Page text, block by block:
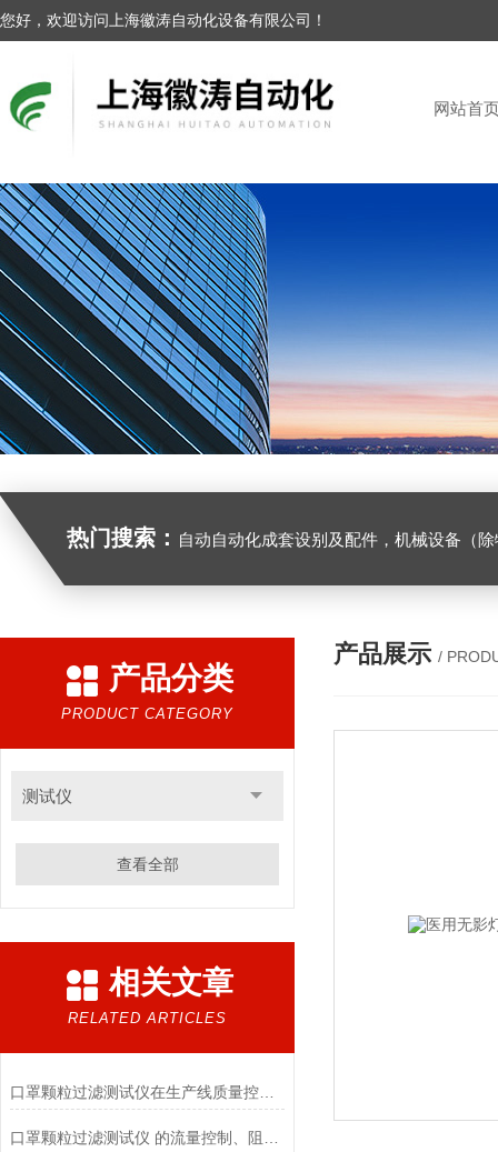
您好，欢迎访问上海徽涛自动化设备有限公司！
网站首
热门搜索： 自动自动化成套设别及配件，机械设备（除特种设备）及配件制造，加工（以上限分支机构经营），设计，批发，零售，模具，五金制品，工具加工（限分支机构经营），设计，批发，零售。五金交电，金属材料，金属制品，不锈钢制品，建筑材料，钢材，橡塑制品，环保设备，润滑剂，汽车配件，摩托车配件的批发，零售。（企业经营涉及行政许可的，凭许可证件经营）化成套设别及配件，机械设备（除特种设
产品分类
PRODUCT CATEGORY
测试仪
查看全部
相关文章
RELATED ARTICLES
口罩颗粒过滤测试仪在生产线质量控制与研发筛选中的实战价值
产品展示 /